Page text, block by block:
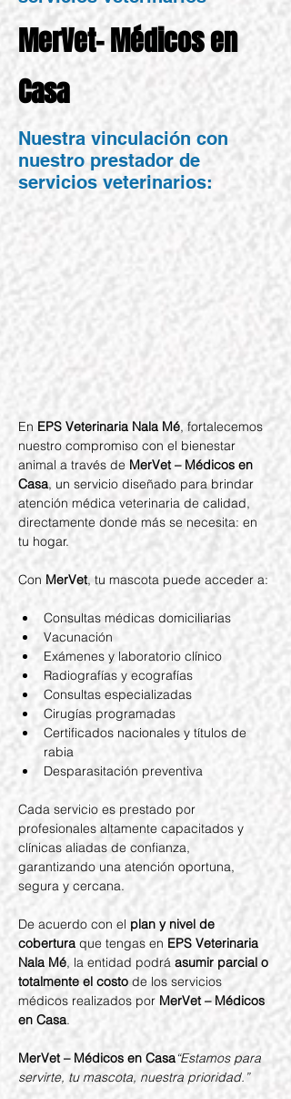
MerVet- Médicos en
Casa
Nuestra vinculación con
nuestro prestador de
servicios veterinarios:
En EPS Veterinaria Nala Mé, fortalecemos
nuestro compromiso con el bienestar
animal a través de MerVet – Médicos en
Casa, un servicio diseñado para brindar
atención médica veterinaria de calidad,
directamente donde más se necesita: en
tu hogar.
Con MerVet, tu mascota puede acceder a:
Consultas médicas domiciliarias
Vacunación
Exámenes y laboratorio clínico
Radiografías y ecografías
Consultas especializadas
Cirugías programadas
Certificados nacionales y títulos de
rabia
Desparasitación preventiva
Cada servicio es prestado por
profesionales altamente capacitados y
clínicas aliadas de confianza,
garantizando una atención oportuna,
segura y cercana.
De acuerdo con el plan y nivel de
cobertura que tengas en EPS Veterinaria
Nala Mé, la entidad podrá asumir parcial o
totalmente el costo de los servicios
médicos realizados por MerVet – Médicos
en Casa.
MerVet – Médicos en Casa“Estamos para
servirte, tu mascota, nuestra prioridad.”